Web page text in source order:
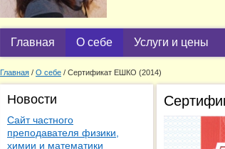
Главная О себе Услуги и цены
Главная / О себе / Сертификат ЕШКО (2014)
Новости
Сайт частного
преподавателя физики,
химии и математики